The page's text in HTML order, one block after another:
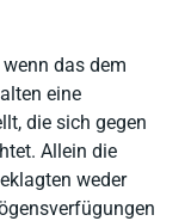
das dem
eine
die sich gegen
Allein die
weder